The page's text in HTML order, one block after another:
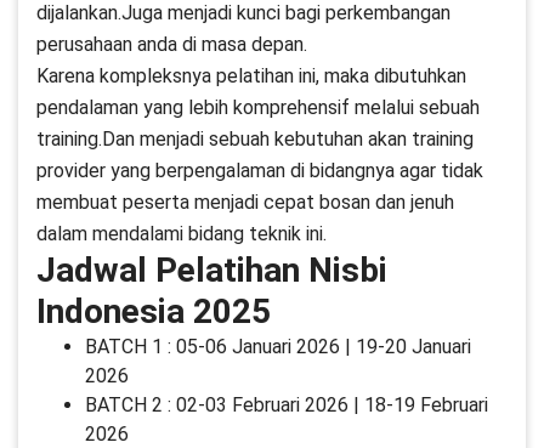
dijalankan.Juga menjadi kunci bagi perkembangan
perusahaan anda di masa depan.
Karena kompleksnya pelatihan ini, maka dibutuhkan
pendalaman yang lebih komprehensif melalui sebuah
training.Dan menjadi sebuah kebutuhan akan training
provider yang berpengalaman di bidangnya agar tidak
membuat peserta menjadi cepat bosan dan jenuh
dalam mendalami bidang teknik ini.
Jadwal Pelatihan Nisbi
Indonesia 2025
BATCH 1 : 05-06 Januari 2026 | 19-20 Januari
2026
BATCH 2 : 02-03 Februari 2026 | 18-19 Februari
2026